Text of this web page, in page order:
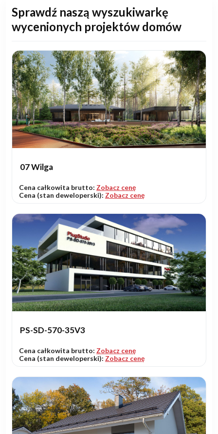
Sprawdź naszą wyszukiwarkę
wycenionych projektów domów
07 Wilga
Cena całkowita brutto: Zobacz cenę
Cena (stan deweloperski): Zobacz cenę
PS-SD-570-35V3
Cena całkowita brutto: Zobacz cenę
Cena (stan deweloperski): Zobacz cenę